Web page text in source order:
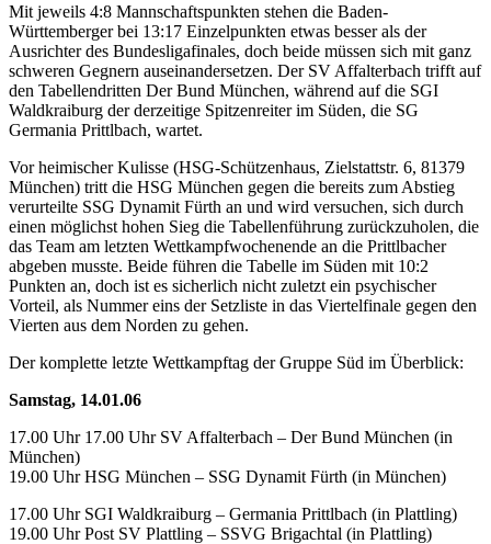
Mit jeweils 4:8 Mannschaftspunkten stehen die Baden-
Württemberger bei 13:17 Einzelpunkten etwas besser als der
Ausrichter des Bundesligafinales, doch beide müssen sich mit ganz
schweren Gegnern auseinandersetzen. Der SV Affalterbach trifft auf
den Tabellendritten Der Bund München, während auf die SGI
Waldkraiburg der derzeitige Spitzenreiter im Süden, die SG
Germania Prittlbach, wartet.
Vor heimischer Kulisse (HSG-Schützenhaus, Zielstattstr. 6, 81379
München) tritt die HSG München gegen die bereits zum Abstieg
verurteilte SSG Dynamit Fürth an und wird versuchen, sich durch
einen möglichst hohen Sieg die Tabellenführung zurückzuholen, die
das Team am letzten Wettkampfwochenende an die Prittlbacher
abgeben musste. Beide führen die Tabelle im Süden mit 10:2
Punkten an, doch ist es sicherlich nicht zuletzt ein psychischer
Vorteil, als Nummer eins der Setzliste in das Viertelfinale gegen den
Vierten aus dem Norden zu gehen.
Der komplette letzte Wettkampftag der Gruppe Süd im Überblick:
Samstag, 14.01.06
17.00 Uhr 17.00 Uhr SV Affalterbach – Der Bund München (in
München)
19.00 Uhr HSG München – SSG Dynamit Fürth (in München)
17.00 Uhr SGI Waldkraiburg – Germania Prittlbach (in Plattling)
19.00 Uhr Post SV Plattling – SSVG Brigachtal (in Plattling)